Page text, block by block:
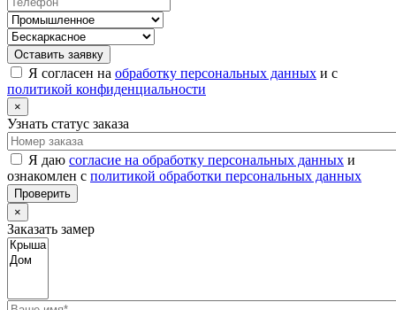
Оставить заявку
Я согласен на обработку персональных данных и с
политикой конфиденциальности
×
Узнать статус заказа
Я даю согласие на обработку персональных данных и
ознакомлен с политикой обработки персональных данных
Проверить
×
Заказать замер